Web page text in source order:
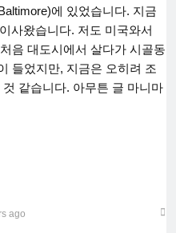
에 있었습니다. 지금
사왔습니다. 저도 미국와서
음 대도시에서 살다가 시골동
들었지만, 지금은 오히려 조
같습니다. 아무튼 글 마니마
ago